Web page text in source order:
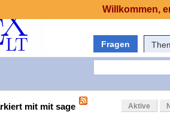
Fragen
mit mit sage Aktive
Willkommen,